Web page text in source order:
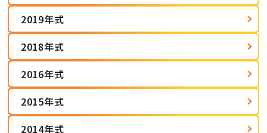
2019年式
2018年式
2016年式
2015年式
2014年式